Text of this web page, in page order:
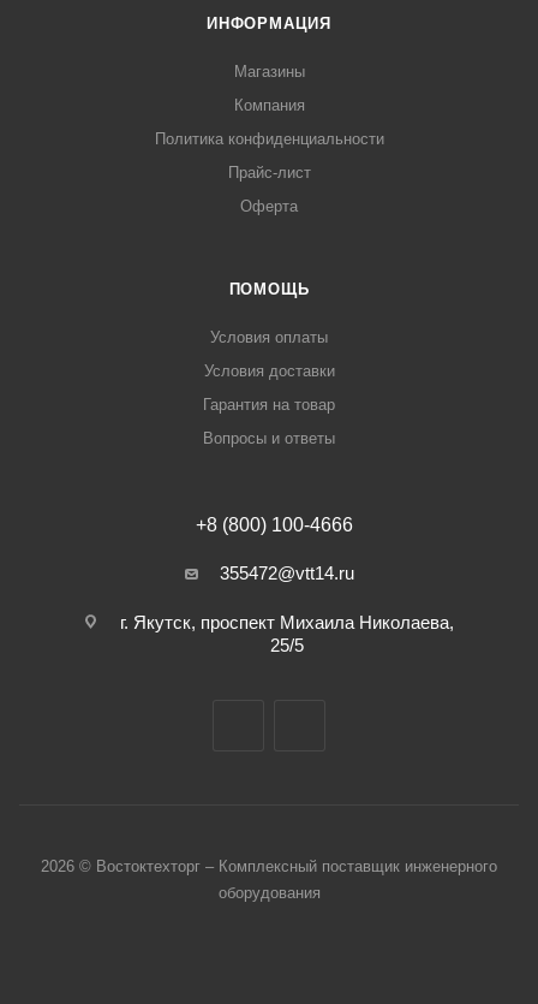
ИНФОРМАЦИЯ
Магазины
Компания
Политика конфиденциальности
Прайс-лист
Оферта
ПОМОЩЬ
Условия оплаты
Условия доставки
Гарантия на товар
Вопросы и ответы
+8 (800) 100-4666
355472@vtt14.ru
г. Якутск, проспект Михаила Николаева,
25/5
2026 © Востоктехторг – Комплексный поставщик инженерного
оборудования